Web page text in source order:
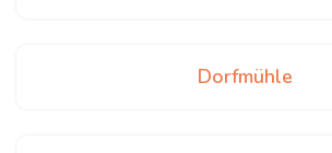
Dorfmühle